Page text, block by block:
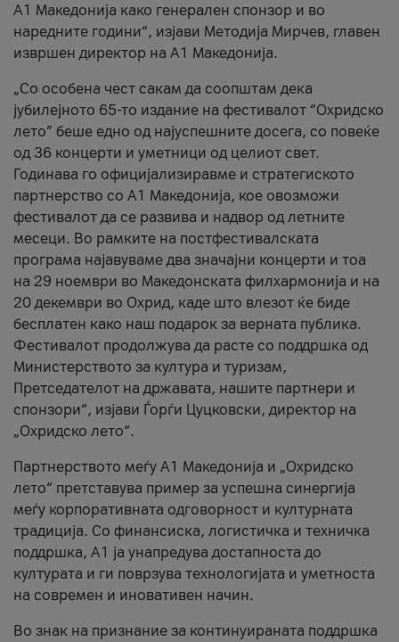
A1 Македонија како генерален спонзор и во
наредните години“, изјави Методија Мирчев, главен
извршен директор на A1 Македонија.
„Со особена чест сакам да соопштам дека
јубилејното 65-то издание на фестивалот “Охридско
лето” беше едно од најуспешните досега, со повеќе
од 36 концерти и уметници од целиот свет.
Годинава го официјализиравме и стратегиското
партнерство со А1 Македонија, кое овозможи
фестивалот да се развива и надвор од летните
месеци. Во рамките на постфестивалската
програма најавуваме два значајни концерти и тоа
на 29 ноември во Македонската филхармонија и на
20 декември во Охрид, каде што влезот ќе биде
бесплатен како наш подарок за верната публика.
Фестивалот продолжува да расте со поддршка од
Министерството за култура и туризам,
Претседателот на државата, нашите партнери и
спонзори“, изјави Ѓорѓи Цуцковски, директор на
„Охридско лето“.
Партнерството меѓу A1 Македонија и „Охридско
лето“ претставува пример за успешна синергија
меѓу корпоративната одговорност и културната
традиција. Со финансиска, логистичка и техничка
поддршка, A1 ја унапредува достапноста до
културата и ги поврзува технологијата и уметноста
на современ и иновативен начин.
Во знак на признание за континуираната поддршка